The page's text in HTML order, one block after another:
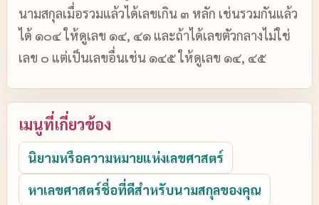
นามสกุลเมื่อรวมแล้วได้เลขเกิน ๓ หลัก เช่นรวมกันแล้ว
ได้ ๑๐๔ ให้ดูเลข ๑๔, ๔๑ และถ้าได้เลขตัวกลางไม่ใช่
เลข ๐ แต่เป็นเลขอื่นเช่น ๑๔๕ ให้ดูเลข ๑๔, ๔๕
เมนูที่เกี่ยวข้อง
นิยามหรือความหมายแห่งเลขศาสตร์
หาเลขศาสตร์ชื่อที่ดีสำหรับนามสกุลของคุณ